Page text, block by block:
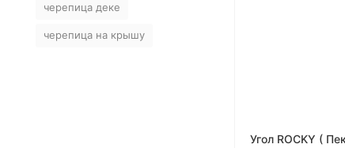
Угол ROCKY (
черепица деке
черепица на крышу